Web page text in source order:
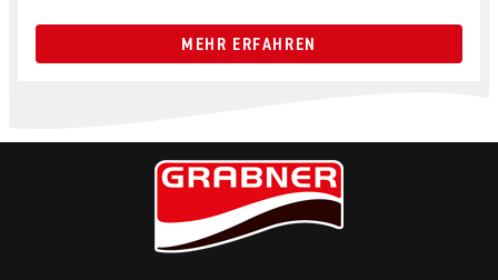
MEHR ERFAHREN